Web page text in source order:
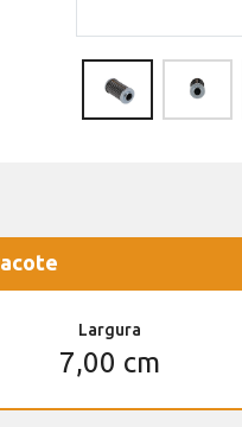
Largura
7,00 cm